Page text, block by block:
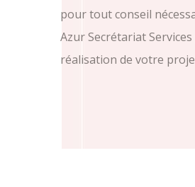
pour tout conseil
Azur Secrétariat
réalisation de votre